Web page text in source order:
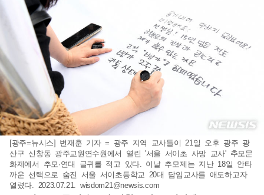
[광주=뉴시스] 변재훈 기자 = 광주 지역 교사들이 21일 오후 광주 광
산구 신창동 광주교원연수원에서 열린 '서울 서이초 사망 교사' 추모문
화제에서 추모·연대 글귀를 적고 있다. 이날 추모제는 지난 18일 안타
까운 선택으로 숨진 서울 서이초등학교 20대 담임교사를 애도하고자
열렸다. 2023.07.21. wisdom21@newsis.com